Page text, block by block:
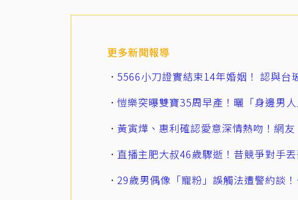
更多新聞報導
5566小刀證實結束14年婚姻！ 認與台
愷樂突曝雙寶35周早產！曬「身邊男
黃寅燁、惠利確認愛意深情熱吻！網
直播主肥大叔46歲驟逝！昔競爭對手
29歲男偶像「寵粉」誤觸法遭警約談